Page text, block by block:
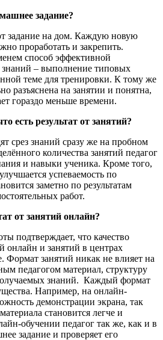
задание?
задание на дом. Каждую новую
проработать и закрепить.
способ эффективной
– выполнение типовых
теме для тренировки. К тому же
разъяснена на занятии и понятна,
гораздо меньше времени.
есть результат от занятий?
срез знаний сразу же на пробном
количества занятий педагог
и навыки ученика. Кроме того,
успеваемость по
заметно по результатам
работ.
от занятий онлайн?
подтверждает, что качество
онлайн и занятий в центрах
Формат занятий никак не влияет на
педагогом материал, структуру
знаний. Каждый формат
Например, на онлайн-
демонстрации экрана, так
становится легче и
обучении педагог так же, как и в
задание и проверяет его